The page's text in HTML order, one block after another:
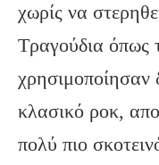
χωρίς να
Τραγούδια όπως
χρησιμοποίησαν
κλασικό ροκ,
πολύ πιο